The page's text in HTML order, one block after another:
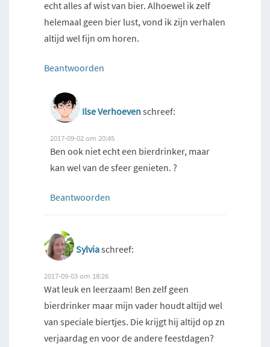
echt alles af wist van bier. Alhoewel ik zelf
helemaal geen bier lust, vond ik zijn verhalen
altijd wel fijn om horen.
Beantwoorden
Ilse Verhoevenschreef:
2017-09-02 om 20:45
Ben ook niet echt een bierdrinker, maar
kan wel van de sfeer genieten. ?
Beantwoorden
Sylviaschreef:
2017-09-03 om 18:26
Wat leuk en leerzaam! Ben zelf geen
bierdrinker maar mijn vader houdt altijd wel
van speciale biertjes. Die krijgt hij altijd op zn
verjaardag en voor de andere feestdagen?